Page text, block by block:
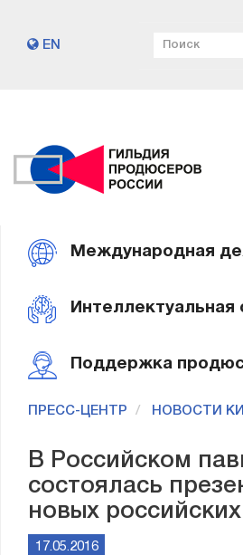
EN
Международная
Интеллектуальная
Поддержка
ПРЕСС-ЦЕНТР НОВОСТИ
В Российском
состоялась
новых
17.05.2016